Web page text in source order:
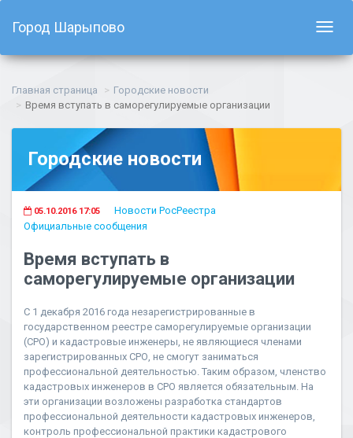
Город Шарыпово
Главная страница
Городские новости
Время вступать в саморегулируемые организации
Городские новости
05.10.2016 17:05
Новости РосРеестра
Официальные сообщения
Время вступать в
саморегулируемые организации
С 1 декабря 2016 года незарегистрированные в
государственном реестре саморегулируемые организации
(СРО) и кадастровые инженеры, не являющиеся членами
зарегистрированных СРО, не смогут заниматься
профессиональной деятельностью. Таким образом, членство
кадастровых инженеров в СРО является обязательным. На
эти организации возложены разработка стандартов
профессиональной деятельности кадастровых инженеров,
контроль профессиональной практики кадастрового